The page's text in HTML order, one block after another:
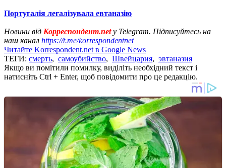
Португалія легалізувала евтаназію
Новини від Корреспондент.netу Telegram. Підписуйтесь на
наш канал https://t.me/korrespondentnet
Читайте Korrespondent.net в Google News
ТЕГИ: смерть, самоубийство, Швейцария, эвтаназия
Якщо ви помітили помилку, виділіть необхідний текст і
натисніть Ctrl + Enter, щоб повідомити про це редакцію.